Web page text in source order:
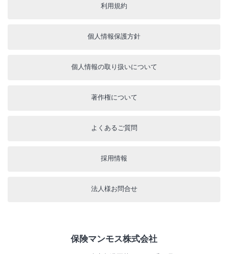
利用規約
個人情報保護方針
個人情報の取り扱いについて
著作権について
よくあるご質問
採用情報
法人様お問合せ
保険マンモス株式会社